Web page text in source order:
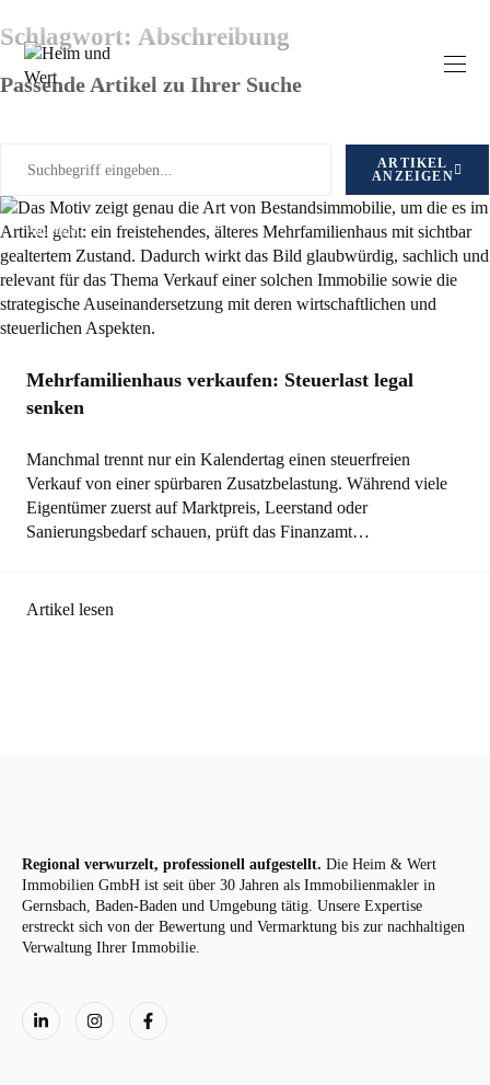
Schlagwort: Abschreibung
Passende Artikel zu Ihrer Suche
ARTIKEL
ANZEIGEN
Allgemein
Mehrfamilienhaus verkaufen: Steuerlast legal
senken
Manchmal trennt nur ein Kalendertag einen steuerfreien
Verkauf von einer spürbaren Zusatzbelastung. Während viele
Eigentümer zuerst auf Marktpreis, Leerstand oder
Sanierungsbedarf schauen, prüft das Finanzamt…
Artikel lesen
Regional verwurzelt, professionell aufgestellt. Die Heim & Wert
Immobilien GmbH ist seit über 30 Jahren als Immobilienmakler in
Gernsbach, Baden-Baden und Umgebung tätig. Unsere Expertise
erstreckt sich von der Bewertung und Vermarktung bis zur nachhaltigen
Verwaltung Ihrer Immobilie.